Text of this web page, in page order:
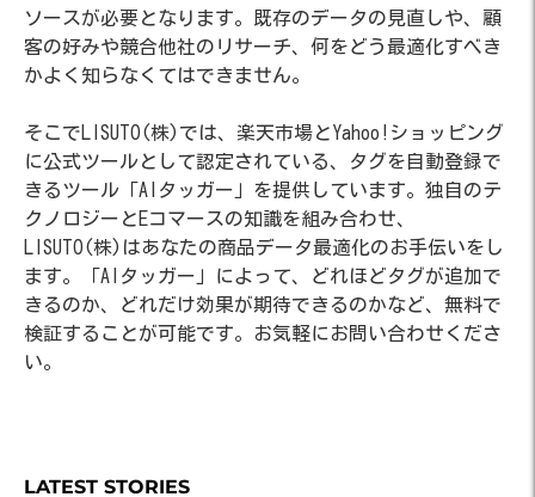
ソースが必要となります。既存のデータの見直しや、顧
客の好みや競合他社のリサーチ、何をどう最適化すべき
かよく知らなくてはできません。
そこでLISUTO(株)では、楽天市場とYahoo!ショッピング
に公式ツールとして認定されている、タグを自動登録で
きるツール「AIタッガー」を提供しています。独自のテ
クノロジーとEコマースの知識を組み合わせ、
LISUTO(株)はあなたの商品データ最適化のお手伝いをし
ます。「AIタッガー」によって、どれほどタグが追加で
きるのか、どれだけ効果が期待できるのかなど、無料で
検証することが可能です。お気軽にお問い合わせくださ
い。
LATEST STORIES